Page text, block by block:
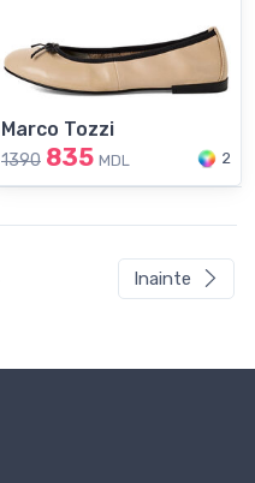
Marco Tozzi
1390 835 MDL 2
Inainte